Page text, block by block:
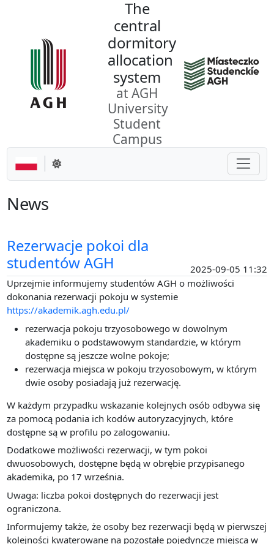
The
central
dormitory
allocation
system
at AGH
University
Student
Campus
Change theme
News
Rezerwacje pokoi dla
studentów AGH
2025-09-05 11:32
Uprzejmie informujemy studentów AGH o możliwości
dokonania rezerwacji pokoju w systemie
https://akademik.agh.edu.pl/
rezerwacja pokoju trzyosobowego w dowolnym
akademiku o podstawowym standardzie, w którym
dostępne są jeszcze wolne pokoje;
rezerwacja miejsca w pokoju trzyosobowym, w którym
dwie osoby posiadają już rezerwację.
W każdym przypadku wskazanie kolejnych osób odbywa się
za pomocą podania ich kodów autoryzacyjnych, które
dostępne są w profilu po zalogowaniu.
Dodatkowe możliwości rezerwacji, w tym pokoi
dwuosobowych, dostępne będą w obrębie przypisanego
akademika, po 17 września.
Uwaga: liczba pokoi dostępnych do rezerwacji jest
ograniczona.
Informujemy także, że osoby bez rezerwacji będą w pierwszej
kolejności kwaterowane na pozostałe pojedyncze miejsca w